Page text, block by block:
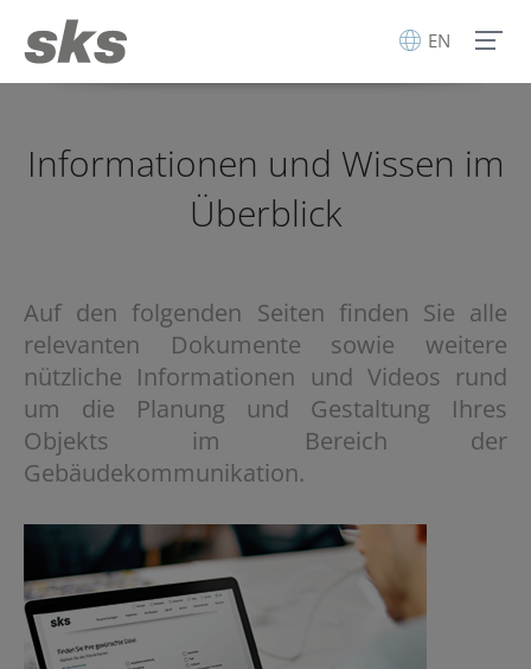
EN
Informationen und Wissen im
Überblick
Auf den folgenden Seiten finden Sie alle
relevanten Dokumente sowie weitere
nützliche Informationen und Videos rund
um die Planung und Gestaltung Ihres
Objekts im Bereich der
Gebäudekommunikation.